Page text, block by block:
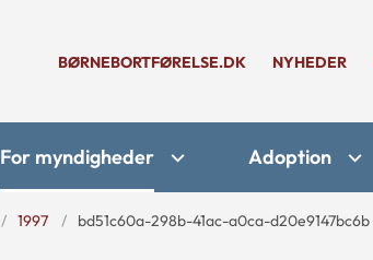
BØRNEBORTFØRELSE.DK NYHEDER
For myndigheder Adoption
1997 bd51c60a-298b-41ac-a0ca-d20e9147bc6b